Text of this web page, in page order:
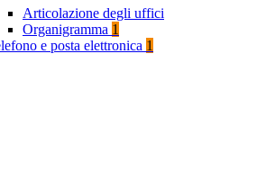
Articolazione degli uffici
Organigramma 1
e posta elettronica 1